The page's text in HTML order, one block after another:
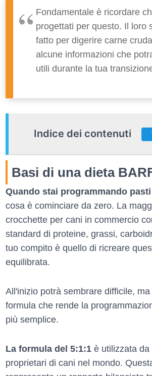
Fondamentale è ricordare
progettati per questo. Il loro
fatto per digerire carne
alcune informazioni che
utili durante la tua
Indice dei contenuti
Basi di una dieta
Quando stai programmando
cosa è cominciare da zero. La
crocchette per cani in commercio
standard di proteine, grassi,
tuo compito è quello di ricreare
equilibrata.
All'inizio potrà sembrare difficile,
formula che rende la
più semplice.
La formula del 5:1:1 è utilizzata da
proprietari di cani nel mondo.